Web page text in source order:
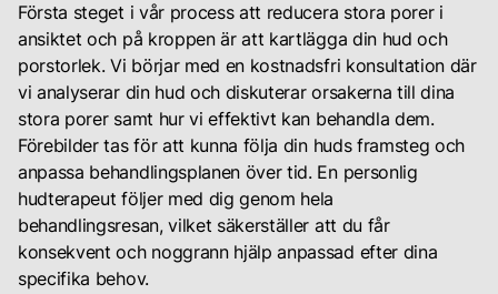
Första steget i vår process att reducera stora porer i
ansiktet och på kroppen är att kartlägga din hud och
porstorlek. Vi börjar med en kostnadsfri konsultation där
vi analyserar din hud och diskuterar orsakerna till dina
stora porer samt hur vi effektivt kan behandla dem.
Förebilder tas för att kunna följa din huds framsteg och
anpassa behandlingsplanen över tid. En personlig
hudterapeut följer med dig genom hela
behandlingsresan, vilket säkerställer att du får
konsekvent och noggrann hjälp anpassad efter dina
specifika behov.